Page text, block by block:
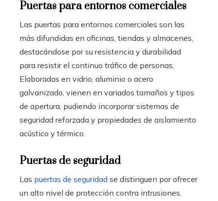
Puertas para entornos comerciales
Las puertas para entornos comerciales son las
más difundidas en oficinas, tiendas y almacenes,
destacándose por su resistencia y durabilidad
para resistir el continuo tráfico de personas.
Elaboradas en vidrio, aluminio o acero
galvanizado, vienen en variados tamaños y tipos
de apertura, pudiendo incorporar sistemas de
seguridad reforzada y propiedades de aislamiento
acústico y térmico.
Puertas de seguridad
Las puertas de seguridad se distinguen por ofrecer
un alto nivel de protección contra intrusiones.